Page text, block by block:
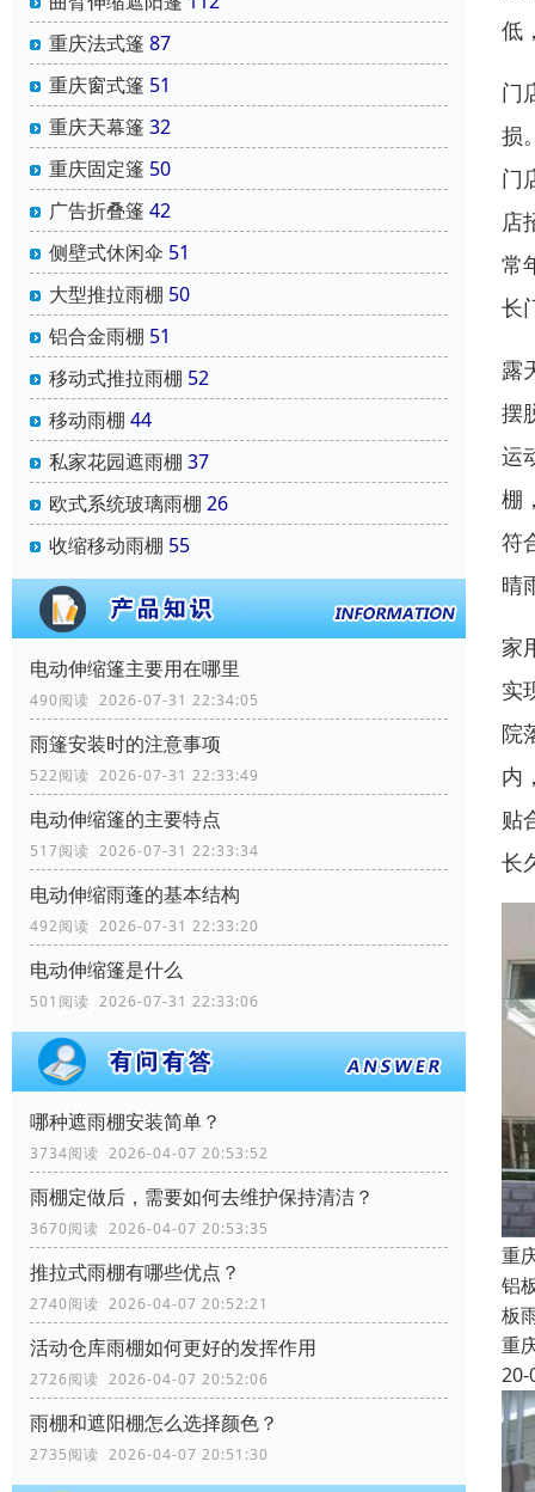
重庆法式篷 87
重庆窗式篷 51
重庆天幕篷 32
重庆固定篷 50
广告折叠篷 42
侧壁式休闲伞 51
大型推拉雨棚 50
铝合金雨棚 51
移动式推拉雨棚 52
移动雨棚 44
私家花园遮雨棚 37
欧式系统玻璃雨棚 26
收缩移动雨棚 55
电动伸缩篷主要用在哪里
490阅读 2026-07-31 22:34:05
雨篷安装时的注意事项
522阅读 2026-07-31 22:33:49
电动伸缩篷的主要特点
517阅读 2026-07-31 22:33:34
电动伸缩雨蓬的基本结构
492阅读 2026-07-31 22:33:20
电动伸缩篷是什么
501阅读 2026-07-31 22:33:06
哪种遮雨棚安装简单？
3734阅读 2026-04-07 20:53:52
雨棚定做后，需要如何去维护保持清洁？
3670阅读 2026-04-07 20:53:35
推拉式雨棚有哪些优点？
2740阅读 2026-04-07 20:52:21
活动仓库雨棚如何更好的发挥作用
2726阅读 2026-04-07 20:52:06
雨棚和遮阳棚怎么选择颜色？
2735阅读 2026-04-07 20:51:30
低
门
损
门
店
常
长
露
摆
运
棚
符
晴
家
实
院
内
贴
长
重
铝
板
重
20-